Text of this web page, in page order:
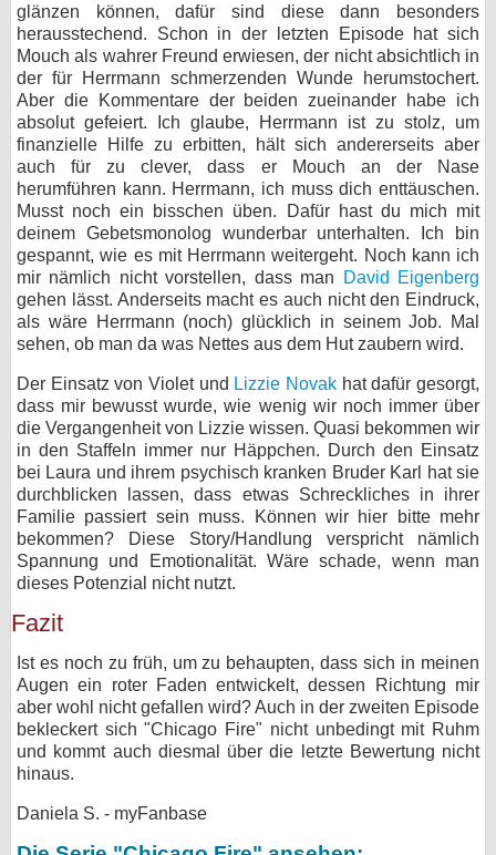
glänzen können, dafür sind diese dann besonders
herausstechend. Schon in der letzten Episode hat sich
Mouch als wahrer Freund erwiesen, der nicht absichtlich in
der für Herrmann schmerzenden Wunde herumstochert.
Aber die Kommentare der beiden zueinander habe ich
absolut gefeiert. Ich glaube, Herrmann ist zu stolz, um
finanzielle Hilfe zu erbitten, hält sich andererseits aber
auch für zu clever, dass er Mouch an der Nase
herumführen kann. Herrmann, ich muss dich enttäuschen.
Musst noch ein bisschen üben. Dafür hast du mich mit
deinem Gebetsmonolog wunderbar unterhalten. Ich bin
gespannt, wie es mit Herrmann weitergeht. Noch kann ich
mir nämlich nicht vorstellen, dass man
David Eigenberg
gehen lässt. Anderseits macht es auch nicht den Eindruck,
als wäre Herrmann (noch) glücklich in seinem Job. Mal
sehen, ob man da was Nettes aus dem Hut zaubern wird.
Der Einsatz von Violet und Lizzie Novak hat dafür gesorgt,
dass mir bewusst wurde, wie wenig wir noch immer über
die Vergangenheit von Lizzie wissen. Quasi bekommen wir
in den Staffeln immer nur Häppchen. Durch den Einsatz
bei Laura und ihrem psychisch kranken Bruder Karl hat sie
durchblicken lassen, dass etwas Schreckliches in ihrer
Familie passiert sein muss. Können wir hier bitte mehr
bekommen? Diese Story/Handlung verspricht nämlich
Spannung und Emotionalität. Wäre schade, wenn man
dieses Potenzial nicht nutzt.
Fazit
Ist es noch zu früh, um zu behaupten, dass sich in meinen
Augen ein roter Faden entwickelt, dessen Richtung mir
aber wohl nicht gefallen wird? Auch in der zweiten Episode
bekleckert sich "Chicago Fire" nicht unbedingt mit Ruhm
und kommt auch diesmal über die letzte Bewertung nicht
hinaus.
Daniela S. - myFanbase